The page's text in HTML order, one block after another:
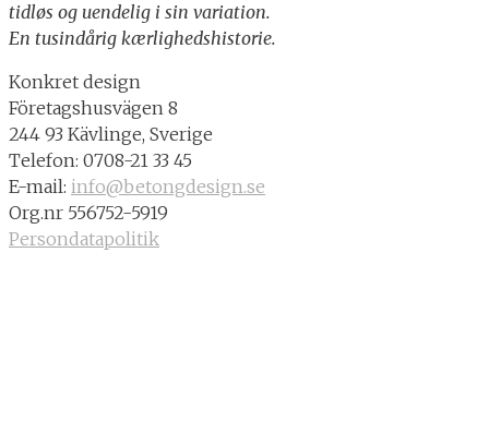
tidløs og uendelig i sin variation.
En tusindårig kærlighedshistorie.
Konkret design
Företagshusvägen 8
244 93 Kävlinge, Sverige
Telefon: 0708-21 33 45
E-mail: info@betongdesign.se
Org.nr 556752-5919
Persondatapolitik